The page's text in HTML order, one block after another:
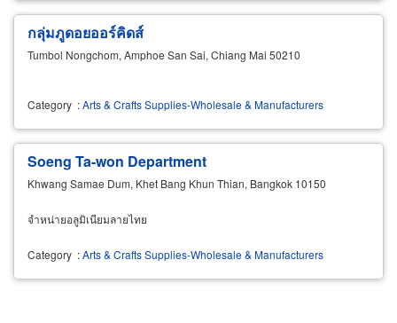
กลุ่มภูดอยออร์คิดส์
Tumbol Nongchom, Amphoe San Sai, Chiang Mai 50210
Category :Arts & Crafts Supplies-Wholesale & Manufacturers
Soeng Ta-won Department
Khwang Samae Dum, Khet Bang Khun Thian, Bangkok 10150
จำหน่ายอลูมิเนียมลายไทย
Category :Arts & Crafts Supplies-Wholesale & Manufacturers